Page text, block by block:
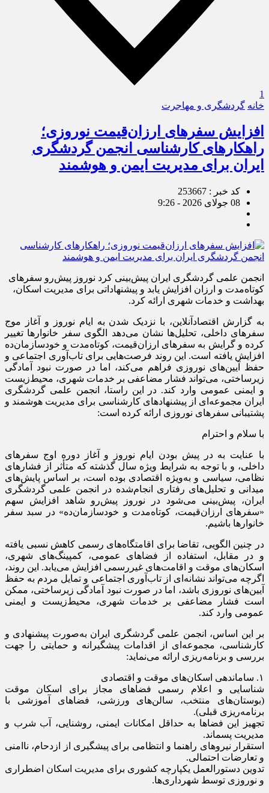
1
خانه گردشگری و مهاجرت
افزایش سفرهای ارزان‌قیمت نوروزی؛
راهکارهای کارشناسی انجمن گردشگری
ایران برای مدیریت ایمن و هوشمند
کد خبر : 253667
08 جولای 2026 - 9:26
انجمن علمی گردشگری ایران پیش‌بینی کرد نوروز پیش‌رو سفرهای
کوتاه‌مدت و ارزان افزایش یابد و پیشنهاداتی برای مدیریت اسکان،
بهداشت و خدمات شهری ارائه کرد.
به گزارش اقتصادآنلاین، با نزدیک شدن به ایام نوروز و آغاز موج
سفرهای داخلی، تحلیل‌ها نشان می‌دهد الگوی سفر خانوارها تغییر
کرده و گرایش به سفرهای ارزان‌قیمت، کوتاه‌مدت و خودسازمان‌ده
افزایش یافته است. این روند فرصت‌هایی برای تاب‌آوری اجتماعی و
حفظ آیین‌های نوروزی فراهم می‌کند، اما در صورت نبود آمادگی
زیرساختی، می‌تواند فشار مضاعفی بر خدمات شهری، محیط‌زیست
و ایمنی عمومی وارد کند. در این راستا، انجمن علمی گردشگری
ایران مجموعه‌ای از پیشنهادهای کارشناسی برای مدیریت هوشمند و
پشتیبانی سفرهای نوروزی ارائه کرده است:
با سلام و احترام
با عنایت به در پیش بودن ایام نوروز و آغاز دوره اوج سفرهای
داخلی، و با توجه به شرایط ویژه سال گذشته که متأثر از فشارهای
نظامی، سیاسی و به‌ویژه اقتصادی بوده است، بر اساس پایش‌های
میدانی و تحلیل‌های رفتاری انجام‌شده در انجمن علمی گردشگری
ایران، پیش‌بینی می‌شود در نوروز پیش‌رو شاهد افزایش سهم
«سفرهای ارزان‌قیمت، کوتاه‌مدت و خودسازمان‌ده» در سبد سفر
خانوارها باشیم.
در چنین الگویی، تقاضا برای اقامتگاه‌های رسمی کاهش نسبی یافته
و در مقابل، استفاده از فضاهای عمومی، کمپینگ‌های شهری،
اسکان‌های موقت و اقامت‌های غیررسمی افزایش می‌یابد. این روند،
اگرچه می‌تواند نشانه‌ای از تاب‌آوری اجتماعی و تمایل مردم به حفظ
آیین‌های نوروزی باشد، اما در صورت نبود آمادگی زیرساختی، ممکن
است فشار مضاعفی بر خدمات شهری، محیط‌زیست و ایمنی
عمومی وارد کند.
بر این اساس، انجمن علمی گردشگری ایران به‌صورت پیشنهادی و
کارشناسی، مجموعه‌ای از اقدامات پیشگیرانه و حمایتی را جهت
بررسی و برنامه‌ریزی ارائه می‌نماید:
۱. ساماندهی اسکان‌های موقت و اقتصادی
شناسایی و اعلام رسمی فضاهای مجاز برای اسکان موقت
(بوستان‌های منتخب، سالن‌های ورزشی، فضاهای آموزشی با
برنامه‌ریزی قبلی).
تجهیز این فضاها به حداقل امکانات ایمنی، روشنایی، آب شرب و
مدیریت پسماند.
استقرار نیروهای راهنما و انتظامی برای پیشگیری از ازدحام، ناامنی
و تعارضات احتمالی.
تدوین دستورالعمل یکپارچه کشوری برای مدیریت اسکان اضطراری
و نوروزی توسط شهرداری‌ها.